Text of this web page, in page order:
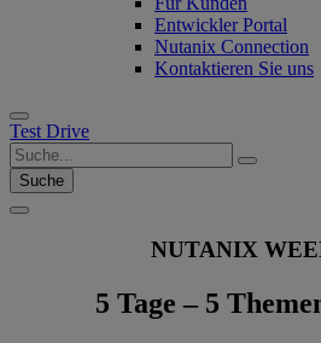
Entwickler Portal
Nutanix Connection
Kontaktieren Sie uns
Test Drive
Suche
NUTANIX
5 Tage – 5